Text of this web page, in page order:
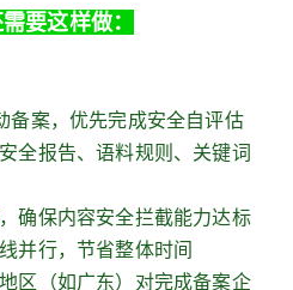
要这样做：
备案，优先完成安全自评估
全报告、语料规则、关键词
确保内容安全拦截能力达标
并行，节省整体时间
区（如广东）对完成备案企